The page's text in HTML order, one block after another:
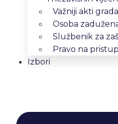
Važniji akti grada
Osoba
Službenik za
Pravo na
Izbori